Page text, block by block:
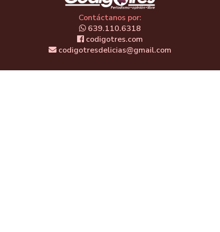
Contáctanos por:
639.110.6318
codigotres.com
codigotresdelicias@gmail.com